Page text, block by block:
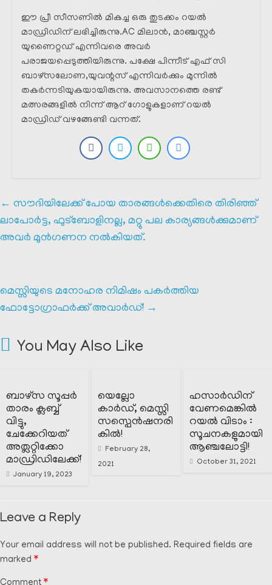
ഈ പ്രീ സീസണിൽ മികച്ച ഒരു തുടക്കം റയൽ
മാഡ്രിഡിന് ലഭിച്ചിരുന്നു.AC മിലാൻ, മാഞ്ചസ്റ്റർ
യുണൈറ്റഡ് എന്നിവരെ അവർ
പരാജയപ്പെടുത്തിയിരുന്നു. പക്ഷേ പിന്നീട് എഫ് സി
ബാഴ്സലോണ,യുവന്റസ് എന്നിവർക്കും മുന്നിൽ
തകർന്നടിയുകയായിരുന്നു. അവസാനത്തെ രണ്ട്
മത്സരങ്ങളിൽ നിന്ന് ആറ് ഗോളുകളാണ് റയൽ
മാഡ്രിഡ് വഴങ്ങേണ്ടി വന്നത്.
← സൗദിയിലേക്ക് പോയ താരങ്ങൾക്കെതിരെ തിരിഞ്ഞ്
ലാപോർട്ട, ഫുട്ബോളിനല്ല, മറ്റു പല കാര്യങ്ങൾക്കുമാണ്
അവർ മുൻഗണന നൽകിയത്.
മെസ്സിയുടെ മനോഹര നിമിഷം പകർത്തിയ
ഫോട്ടോഗ്രാഫർക്ക് അവാർഡ്! →
You May Also Like
ബാഴ്സ സൂപ്പർ
താരം ക്ലബ്ബ്
വിട്ടു,
ചേക്കേറിയത്
അത്ലറ്റിക്കോ
മാഡ്രിഡിലേക്ക്!
January 19, 2023
യെല്ലോ
കാർഡ്, മെസ്സി
സസ്പെൻഷനരി
കിൽ!
February 28,
2021
ഹസാർഡിന്
വേണമെങ്കിൽ
റയൽ വിടാം :
സൂചനകളുമായി
ആഞ്ചലോട്ടി!
October 31, 2021
Leave a Reply
Your email address will not be published. Required fields are
marked *